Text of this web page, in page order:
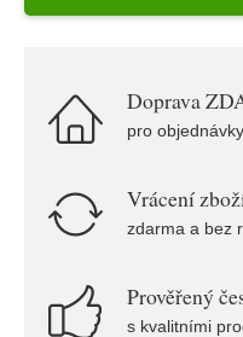
Doprava
pro
Vrácení
zdarma a bez
Prověřený
s kvalitními